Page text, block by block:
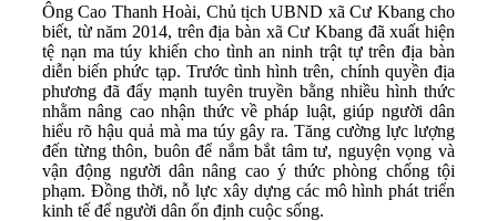
Ông Cao Thanh Hoài, Chủ tịch UBND xã Cư Kbang cho
biết, từ năm 2014, trên địa bàn xã Cư Kbang đã xuất hiện
tệ nạn ma túy khiến cho tình an ninh trật tự trên địa bàn
diễn biến phức tạp. Trước tình hình trên, chính quyền địa
phương đã đẩy mạnh tuyên truyền bằng nhiều hình thức
nhằm nâng cao nhận thức về pháp luật, giúp người dân
hiểu rõ hậu quả mà ma túy gây ra. Tăng cường lực lượng
đến từng thôn, buôn để nắm bắt tâm tư, nguyện vọng và
vận động người dân nâng cao ý thức phòng chống tội
phạm. Đồng thời, nỗ lực xây dựng các mô hình phát triển
kinh tế để người dân ổn định cuộc sống.